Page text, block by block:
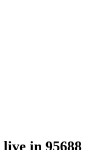
live in 95688